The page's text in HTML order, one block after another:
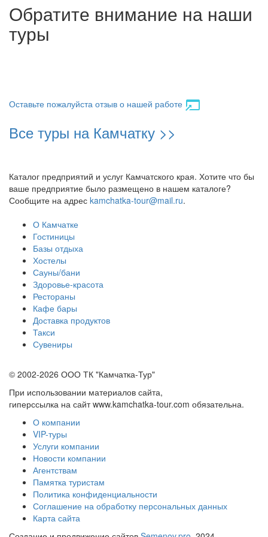
Обратите внимание на наши
туры
Оставьте пожалуйста отзыв о нашей работе
Все туры на Камчатку >>
Каталог предприятий и услуг Камчатского края. Хотите что бы
ваше предприятие было размещено в нашем каталоге?
Сообщите на адрес kamchatka-tour@mail.ru.
О Камчатке
Гостиницы
Базы отдыха
Хостелы
Сауны/бани
Здоровье-красота
Рестораны
Кафе бары
Доставка продуктов
Такси
Сувениры
© 2002-2026 ООО ТК "Камчатка-Тур"
При использовании материалов сайта,
гиперссылка на сайт www.kamchatka-tour.com обязательна.
О компании
VIP-туры
Услуги компании
Новости компании
Агентствам
Памятка туристам
Политика конфиденциальности
Соглашение на обработку персональных данных
Карта сайта